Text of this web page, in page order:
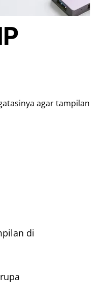
agar tampilan
di